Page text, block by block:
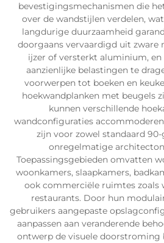
bevestigingsmechanismen die
over de wandstijlen verdelen,
langdurige duurzaamheid
doorgaans vervaardigd uit zware
ijzer of versterkt aluminium,
aanzienlijke belastingen te
voorwerpen tot boeken en
hoekwandplanken met beugels
kunnen verschillende
wandconfiguraties
zijn voor zowel standaard
onregelmatige
Toepassingsgebieden omvatten
woonkamers, slaapkamers,
ook commerciële ruimtes zoals
restaurants. Door hun
gebruikers aangepaste
aanpassen aan veranderende
ontwerp de visuele